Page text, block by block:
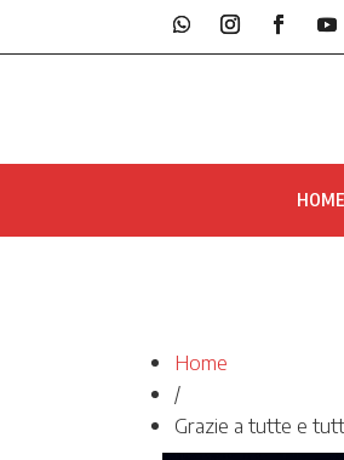
HOME
Home
/
Grazie a tutte e